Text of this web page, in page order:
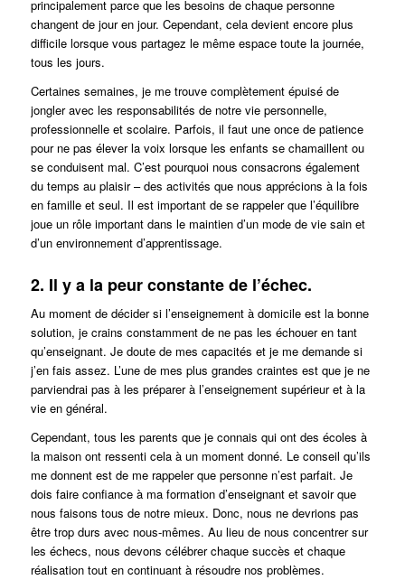
principalement parce que les besoins de chaque personne
changent de jour en jour. Cependant, cela devient encore plus
difficile lorsque vous partagez le même espace toute la journée,
tous les jours.
Certaines semaines, je me trouve complètement épuisé de
jongler avec les responsabilités de notre vie personnelle,
professionnelle et scolaire. Parfois, il faut une once de patience
pour ne pas élever la voix lorsque les enfants se chamaillent ou
se conduisent mal. C’est pourquoi nous consacrons également
du temps au plaisir – des activités que nous apprécions à la fois
en famille et seul. Il est important de se rappeler que l’équilibre
joue un rôle important dans le maintien d’un mode de vie sain et
d’un environnement d’apprentissage.
2. Il y a la peur constante de l’échec.
Au moment de décider si l’enseignement à domicile est la bonne
solution, je crains constamment de ne pas les échouer en tant
qu’enseignant. Je doute de mes capacités et je me demande si
j’en fais assez. L’une de mes plus grandes craintes est que je ne
parviendrai pas à les préparer à l’enseignement supérieur et à la
vie en général.
Cependant, tous les parents que je connais qui ont des écoles à
la maison ont ressenti cela à un moment donné. Le conseil qu’ils
me donnent est de me rappeler que personne n’est parfait. Je
dois faire confiance à ma formation d’enseignant et savoir que
nous faisons tous de notre mieux. Donc, nous ne devrions pas
être trop durs avec nous-mêmes. Au lieu de nous concentrer sur
les échecs, nous devons célébrer chaque succès et chaque
réalisation tout en continuant à résoudre nos problèmes.